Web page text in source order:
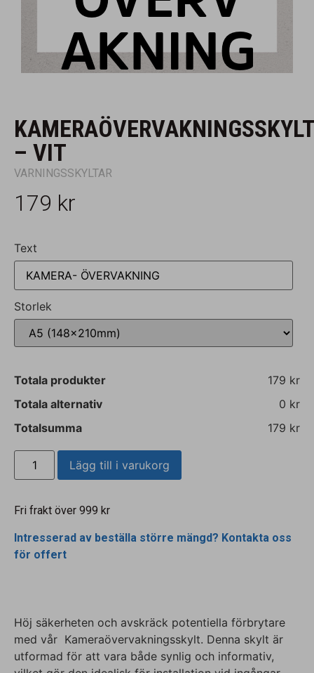
KAMERAÖVERVAKNINGSSKYLT
– VIT
VARNINGSSKYLTAR
179 kr
Text
Storlek
Totala produkter
179 kr
Totala alternativ
0 kr
Totalsumma
179 kr
Lägg till i varukorg
Fri frakt över 999 kr
Intresserad av beställa större mängd? Kontakta oss
för offert
Höj säkerheten och avskräck potentiella förbrytare
med vår Kameraövervakningsskylt. Denna skylt är
utformad för att vara både synlig och informativ,